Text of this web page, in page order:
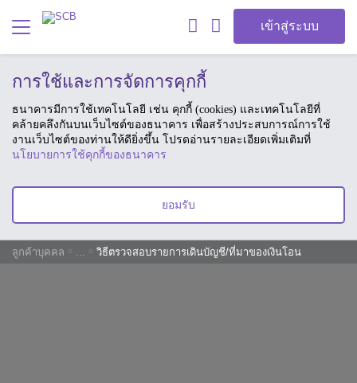
เข้าสู่ระบบ
การใช้และการจัดการคุกกี้
ธนาคารมีการใช้เทคโนโลยี เช่น คุกกี้ (cookies) และเทคโนโลยีที่
คล้ายคลึงกันบนเว็บไซต์ของธนาคาร เพื่อสร้างประสบการณ์การใช้
งานเว็บไซต์ของท่านให้ดียิ่งขึ้น โปรดอ่านรายละเอียดเพิ่มเติมที่
นโยบายการใช้คุกกี้ของธนาคาร
ยอมรับ
ลูกค้าบุคคล ... วิธีตรวจสอบรายการเดินบัญชี/ที่มาของเงินโอน